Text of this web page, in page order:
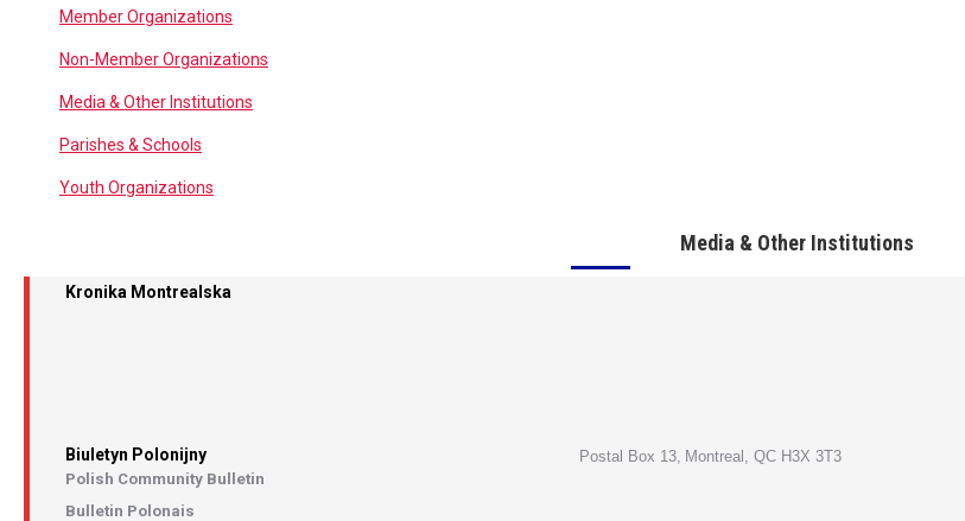
Member Organizations
Non-Member Organizations
Media & Other Institutions
Parishes & Schools
Youth Organizations
Media & Other Institutions
Kronika Montrealska
Biuletyn Polonijny
Polish Community Bulletin
Bulletin Polonais
Postal Box 13, Montreal, QC H3X 3T3